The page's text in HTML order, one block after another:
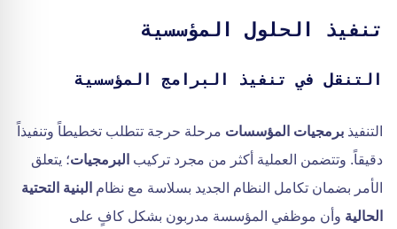
تنفيذ الحلول المؤسسية
التنقل في تنفيذ البرامج المؤسسية
التنفيذ برمجيات المؤسسات مرحلة حرجة تتطلب تخطيطاً وتنفيذاً
دقيقاً. وتتضمن العملية أكثر من مجرد تركيب البرمجيات؛ يتعلق
الأمر بضمان تكامل النظام الجديد بسلاسة مع نظام البنية التحتية
الحالية وأن موظفي المؤسسة مدربون بشكل كافٍ على